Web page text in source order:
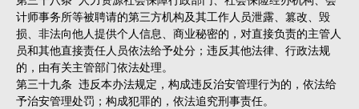
计师事务所等被聘请的第三方机构及其工作人员泄露、篡改、毁
损、非法向他人提供个人信息、商业秘密的，对直接负责的主管人
员和其他直接责任人员依法给予处分；违反其他法律、行政法规
的，由有关主管部门依法处理。
第三十九条 违反本办法规定，构成违反治安管理行为的，依法给
予治安管理处罚；构成犯罪的，依法追究刑事责任。